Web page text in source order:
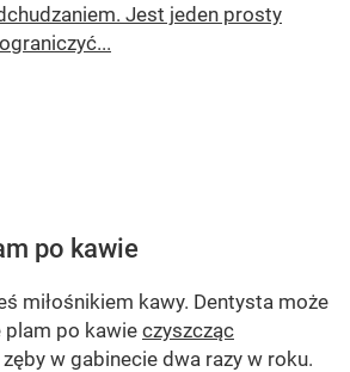
Jest jeden prosty
po kawie
miłośnikiem kawy. Dentysta może
po kawie czyszcząc
w gabinecie dwa razy w roku.